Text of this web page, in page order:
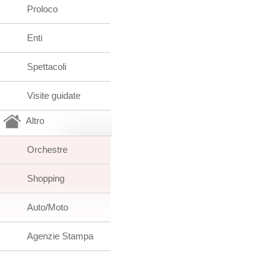
Proloco
Enti
Spettacoli
Visite guidate
Altro
Orchestre
Shopping
Auto/Moto
Agenzie Stampa